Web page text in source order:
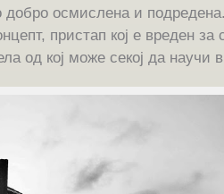
добро осмислена и
пристап кој е вреден за
од кој може секој да научи